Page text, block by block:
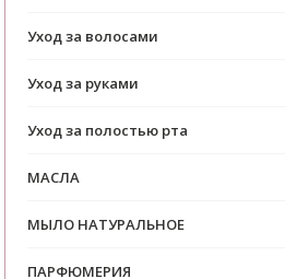
Уход за волосами
Уход за руками
Уход за полостью рта
МАСЛА
МЫЛО НАТУРАЛЬНОЕ
ПАРФЮМЕРИЯ